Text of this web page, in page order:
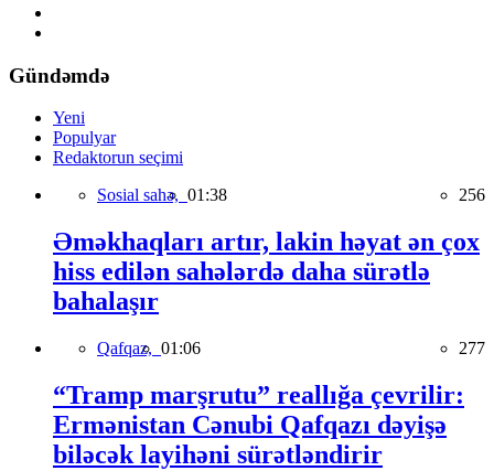
Gündəmdə
Yeni
Populyar
Redaktorun seçimi
Sosial sahə, 01:38 256
Əməkhaqları artır, lakin həyat ən çox
hiss edilən sahələrdə daha sürətlə
bahalaşır
Qafqaz, 01:06 277
“Tramp marşrutu” reallığa çevrilir:
Ermənistan Cənubi Qafqazı dəyişə
biləcək layihəni sürətləndirir